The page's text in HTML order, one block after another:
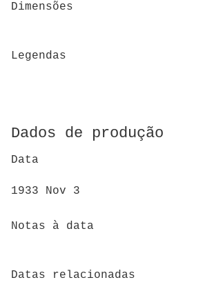
Dimensões
Legendas
Dados de produção
Data
1933 Nov 3
Notas à data
Datas relacionadas